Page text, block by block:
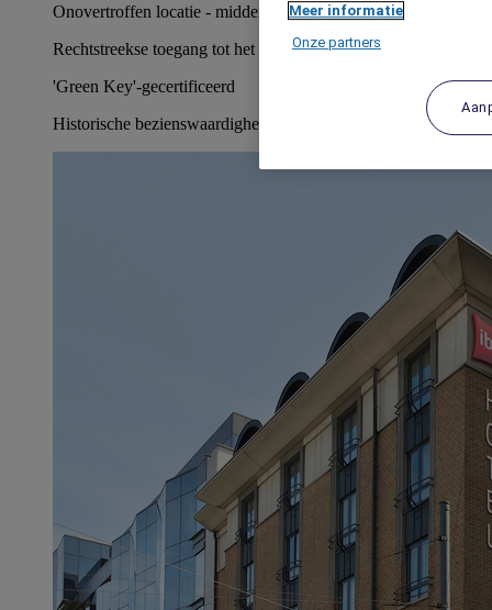
Onovertroffen locatie - midden op de Brusselse Grand Place
Rechtstreekse toegang tot het centraal station
'Green Key'-gecertificeerd
Historische bezienswaardigheden op loopafstand.
Meer informatie
Onze partners